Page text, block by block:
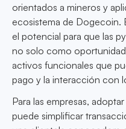
orientados a mineros y
ecosistema de Dogecoin.
el potencial para que las
no solo como
activos funcionales que
pago y la interacción con
Para las empresas,
puede simplificar